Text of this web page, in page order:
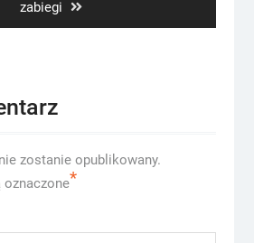
zabiegi
zostanie opublikowany.
oznaczone*